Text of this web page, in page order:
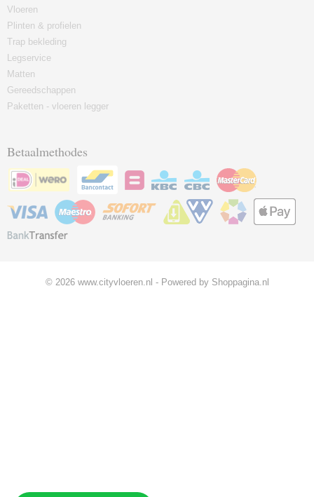
Vloeren
Plinten & profielen
Trap bekleding
Legservice
Matten
Gereedschappen
Paketten - vloeren legger
Betaalmethodes
© 2026 www.cityvloeren.nl - Powered by Shoppagina.nl